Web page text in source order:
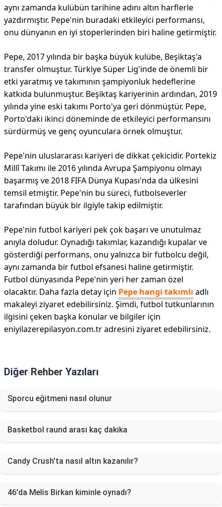
aynı zamanda kulübün tarihine adını altın harflerle
yazdırmıştır. Pepe'nin buradaki etkileyici performansı,
onu dünyanın en iyi stoperlerinden biri haline getirmiştir.
Pepe, 2017 yılında bir başka büyük kulübe, Beşiktaş'a
transfer olmuştur. Türkiye Süper Lig'inde de önemli bir
etki yaratmış ve takımının şampiyonluk hedeflerine
katkıda bulunmuştur. Beşiktaş kariyerinin ardından, 2019
yılında yine eski takımı Porto'ya geri dönmüştür. Pepe,
Porto'daki ikinci döneminde de etkileyici performansını
sürdürmüş ve genç oyunculara örnek olmuştur.
Pepe'nin uluslararası kariyeri de dikkat çekicidir. Portekiz
Millî Takımı ile 2016 yılında Avrupa Şampiyonu olmayı
başarmış ve 2018 FIFA Dünya Kupası'nda da ülkesini
temsil etmiştir. Pepe'nin bu süreci, futbolseverler
tarafından büyük bir ilgiyle takip edilmiştir.
Pepe'nin futbol kariyeri pek çok başarı ve unutulmaz
anıyla doludur. Oynadığı takımlar, kazandığı kupalar ve
gösterdiği performans, onu yalnızca bir futbolcu değil,
aynı zamanda bir futbol efsanesi haline getirmiştir.
Futbol dünyasında Pepe'nin yeri her zaman özel
olacaktır. Daha fazla detay için Pepe hangi takımlı adlı
makaleyi ziyaret edebilirsiniz. Şimdi, futbol tutkunlarının
ilgisini çeken başka konular ve bilgiler için
eniyilazerepilasyon.com.tr adresini ziyaret edebilirsiniz.
Diğer Rehber Yazıları
Sporcu eğitmeni nasıl olunur
Basketbol raund arası kaç dakika
Candy Crush'ta nasıl altın kazanılır?
46'da Melis Birkan kiminle oynadı?